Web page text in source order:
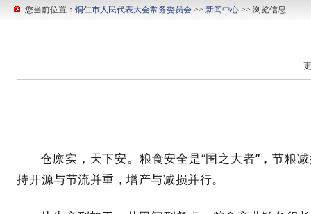
您当前位置： 铜仁市人民代表大会常务委员会 >> 新闻中心 >> 浏览信息
仓廪实，天下安。粮食安全是“国之大者”，节粮
持开源与节流并重，增产与减损并行。